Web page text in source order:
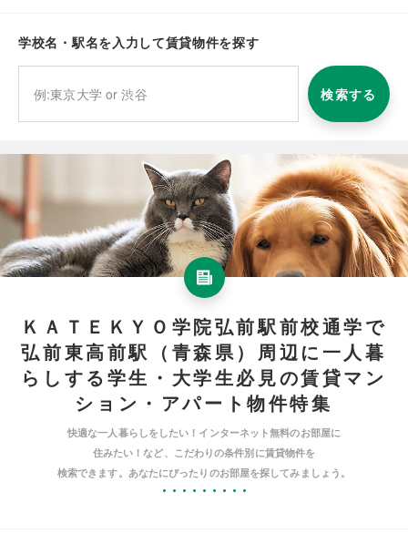
学校名・駅名を入力して賃貸物件を探す
検索する
ＫＡＴＥＫＹＯ学院弘前駅前校通学で
弘前東高前駅（青森県）周辺に一人暮
らしする学生・大学生必見の賃貸マン
ション・アパート物件特集
快適な一人暮らしをしたい！インターネット無料のお部屋に
住みたい！など、こだわりの条件別に賃貸物件を
検索できます。あなたにぴったりのお部屋を探してみましょう。